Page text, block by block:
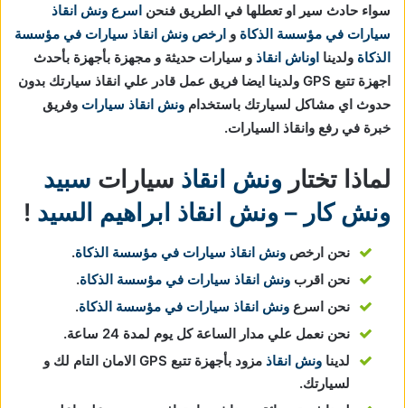
سواء حادث سير او تعطلها في الطريق فنحن اسرع ونش انقاذ
سيارات في مؤسسة الذكاة و ارخص ونش انقاذ سيارات في مؤسسة
الذكاة ولدينا اوناش انقاذ و سيارات حديثة و مجهزة بأجهزة بأحدث
اجهزة تتبع GPS ولدينا ايضا فريق عمل قادر علي انقاذ سيارتك بدون
حدوث اي مشاكل لسيارتك باستخدام ونش انقاذ سيارات وفريق
خبرة في رفع وانقاذ السيارات.
لماذا تختار ونش انقاذ سيارات سبيد
ونش كار – ونش انقاذ ابراهيم السيد !
نحن ارخص ونش انقاذ سيارات في مؤسسة الذكاة.
نحن اقرب ونش انقاذ سيارات في مؤسسة الذكاة.
نحن اسرع ونش انقاذ سيارات في مؤسسة الذكاة.
نحن نعمل علي مدار الساعة كل يوم لمدة 24 ساعة.
لدينا ونش انقاذ
مزود بأجهزة تتبع GPS الامان التام لك و
لسيارتك.